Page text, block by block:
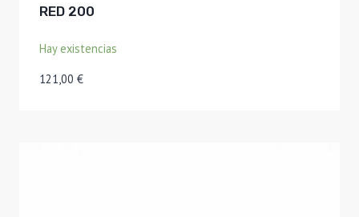
RED 200
Hay existencias
121,00 €